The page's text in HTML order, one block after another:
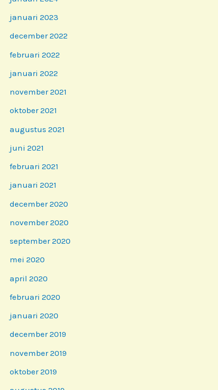
januari 2023
december 2022
februari 2022
januari 2022
november 2021
oktober 2021
augustus 2021
juni 2021
februari 2021
januari 2021
december 2020
november 2020
september 2020
mei 2020
april 2020
februari 2020
januari 2020
december 2019
november 2019
oktober 2019